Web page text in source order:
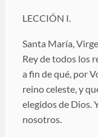
LECCIÓN I.
Santa María,
Rey de todos los
a fin de qué, por
reino celeste, y
elegidos de Dios.
nosotros.